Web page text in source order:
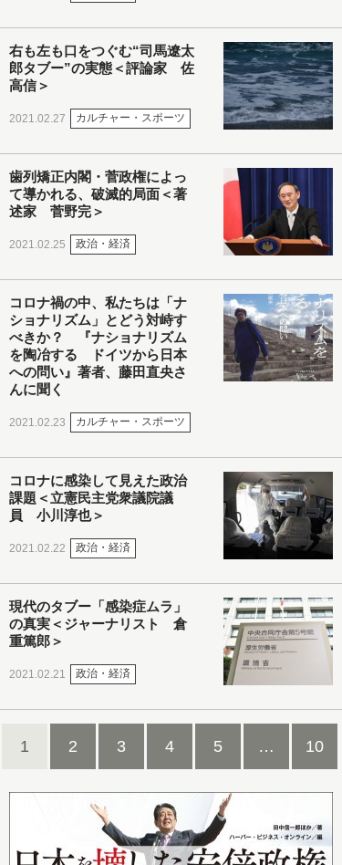
右も左も口をつぐむ“司馬遼太
郎タブー”の実態＜評論家 佐
高信＞
2021.02.27 カルチャー・スポーツ
歯列矯正内閣・菅政権によっ
て導かれる、破滅的局面＜著
述家 菅野完＞
2021.02.25 政治・経済
コロナ禍の中、私たちは「ナ
ショナリズム」とどう対峙す
べきか？ 『ナショナリズム
を陶冶する ドイツから日本
への問い』著者、藤田直央さ
んに聞く
2021.02.23 カルチャー・スポーツ
コロナに感染して見えた政治
課題＜立憲民主党衆議院議
員 小川淳也＞
2021.02.22 政治・経済
現代のタブー「感染症ムラ」
の真実＜ジャーナリスト 倉
重篤郎＞
2021.02.21 政治・経済
1 2 3 4 5 … 10